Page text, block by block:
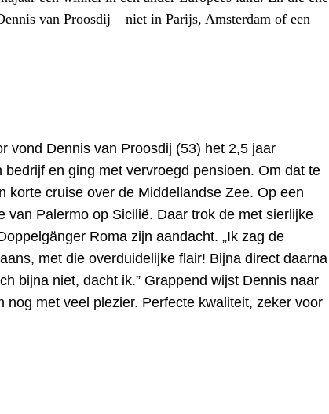
van Proosdij – niet in Parijs, Amsterdam of een
vond Dennis van Proosdij (53) het 2,5 jaar
en ging met vervroegd pensioen. Om dat te
korte cruise over de Middellandse Zee. Op een
van Palermo op Sicilië. Daar trok de met sierlijke
Roma zijn aandacht. „Ik zag de
met die overduidelijke flair! Bijna direct daarna
bijna niet, dacht ik.” Grappend wijst Dennis naar
nog met veel plezier. Perfecte kwaliteit, zeker voor